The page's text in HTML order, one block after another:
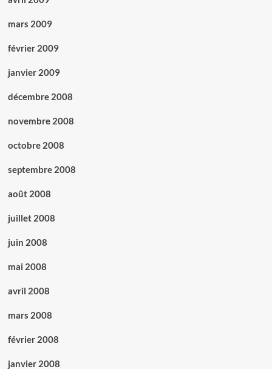
mars 2009
février 2009
janvier 2009
décembre 2008
novembre 2008
octobre 2008
septembre 2008
août 2008
juillet 2008
juin 2008
mai 2008
avril 2008
mars 2008
février 2008
janvier 2008